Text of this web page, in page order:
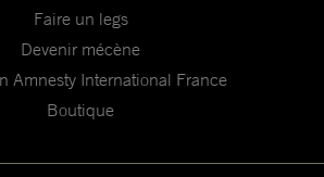
Faire un legs
Devenir mécène
Amnesty International France
Boutique